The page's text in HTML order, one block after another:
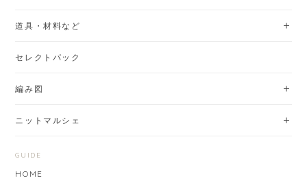
道具・材料など
セレクトパック
編み図
ニットマルシェ
GUIDE
HOME